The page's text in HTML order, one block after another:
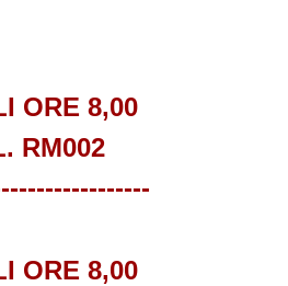
ORE 8,00
RM002
ORE 8,00